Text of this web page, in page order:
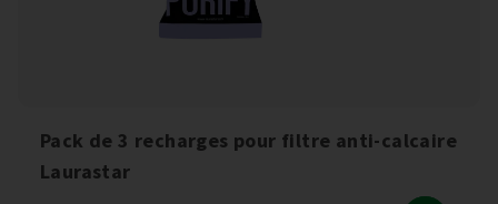
Pack de 3 recharges pour filtre anti-calcaire
Laurastar